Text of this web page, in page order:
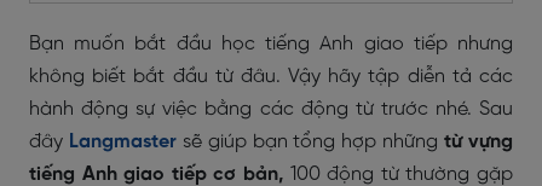
Bạn muốn bắt đầu học tiếng Anh giao tiếp nhưng
không biết bắt đầu từ đâu. Vậy hãy tập diễn tả các
hành động sự việc bằng các động từ trước nhé. Sau
đây Langmaster sẽ giúp bạn tổng hợp nhữngtừ vựng
tiếng Anh giao tiếp cơ bản, 100 động từ thường gặp